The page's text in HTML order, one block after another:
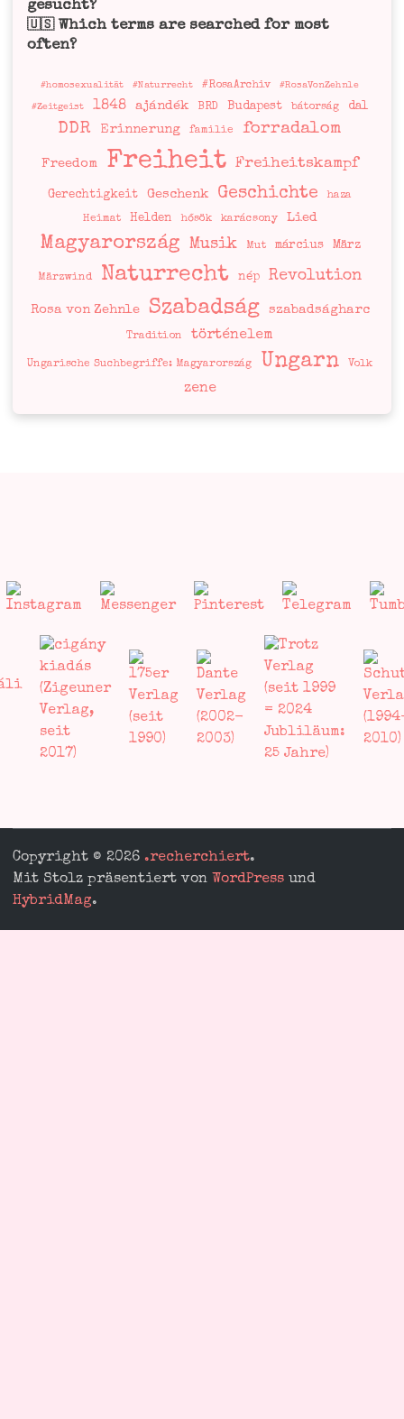
gesucht?
🇺🇸 Which terms are searched for most
often?
#homosexualität #Naturrecht #RosaArchiv #RosaVonZehnle
#Zeitgeist 1848 ajándék BRD Budapest bátorság dal
DDR Erinnerung familie forradalom
Freedom Freiheit Freiheitskampf
Gerechtigkeit Geschenk Geschichte haza
Heimat Helden hősök karácsony Lied
Magyarország Musik Mut március März
Märzwind Naturrecht nép Revolution
Rosa von Zehnle Szabadság szabadságharc
Tradition történelem
Ungarische Suchbegriffe: Magyarország Ungarn Volk
zene
Copyright © 2026 .recherchiert.
Mit Stolz präsentiert von WordPress und
HybridMag.